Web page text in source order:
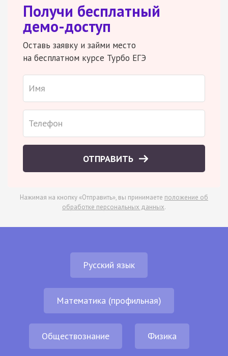
Получи бесплатный
демо-доступ
Оставь заявку и займи место
на бесплатном курсе Турбо ЕГЭ
ОТПРАВИТЬ
Нажимая на кнопку «Отправить», вы принимаете положение об
обработке персональных данных.
Русский язык
Математика (профильная)
Обществознание Физика